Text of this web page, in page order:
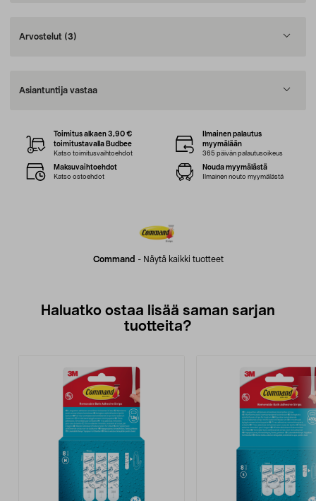
Arvostelut (3)
Asiantuntija vastaa
Command - Näytä kaikki tuotteet
Toimitus alkaen 3,90 €
toimitustavalla Budbee
Katso toimitusvaihtoehdot
Ilmainen palautus
myymälään
365 päivän palautusoikeus
Maksuvaihtoehdot
Katso ostoehdot
Nouda myymälästä
Ilmainen nouto myymälästä
Haluatko ostaa lisää saman sarjan
tuotteita?